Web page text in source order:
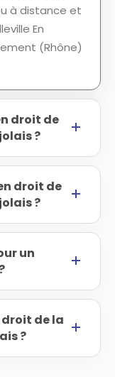
à distance et
En
(Rhône)
droit de
?
droit de
?
un
de la
?